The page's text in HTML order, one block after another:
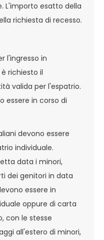
L'importo esatto della
richiesta di recesso.
l'ingresso in
richiesto il
valida per l'espatrio.
essere in corso di
devono essere
individuale.
data i minori,
dei genitori in data
essere in
oppure di carta
con le stesse
all'estero di minori,